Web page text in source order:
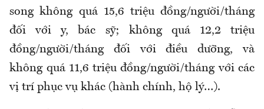
song không quá 15,6 triệu đồng/người/tháng
đối với y, bác sỹ; không quá 12,2 triệu
đồng/người/tháng đối với điều dưỡng, và
không quá 11,6 triệu đồng/người/tháng với các
vị trí phục vụ khác (hành chính, hộ lý…).